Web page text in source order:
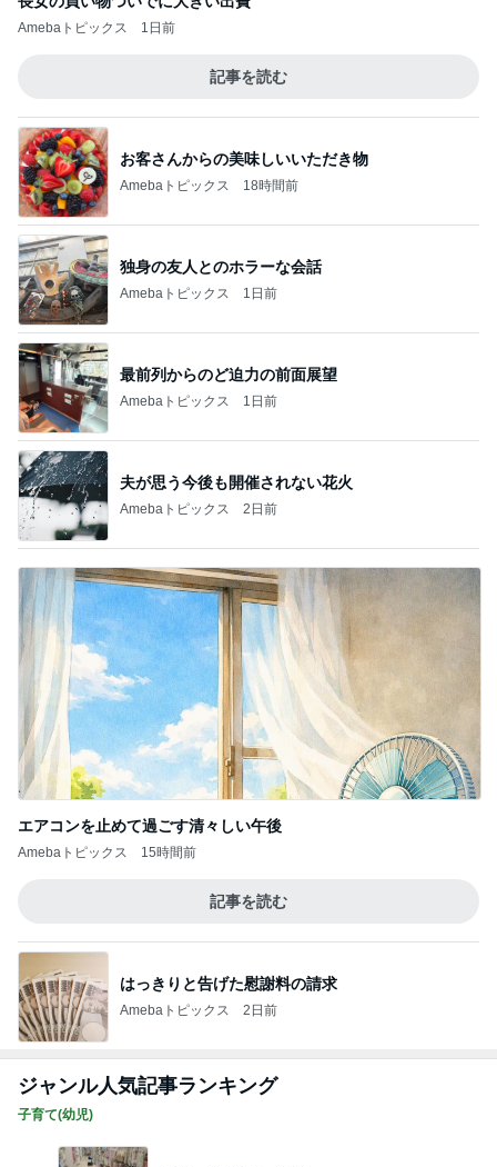
Amebaトピックス 1日前
記事を読む
お客さんからの美味しいいただき物
Amebaトピックス 18時間前
独身の友人とのホラーな会話
Amebaトピックス 1日前
最前列からのど迫力の前面展望
Amebaトピックス 1日前
夫が思う今後も開催されない花火
Amebaトピックス 2日前
エアコンを止めて過ごす清々しい午後
Amebaトピックス 15時間前
記事を読む
はっきりと告げた慰謝料の請求
Amebaトピックス 2日前
ジャンル人気記事ランキング
子育て(幼児)